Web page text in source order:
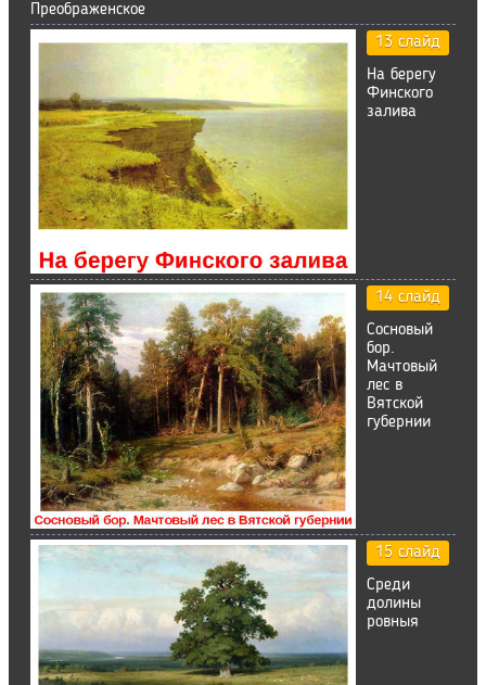
Преображенское
13 слайд
На берегу
Финского
залива
14 слайд
Сосновый
бор.
Мачтовый
лес в
Вятской
губернии
15 слайд
Среди
долины
ровныя